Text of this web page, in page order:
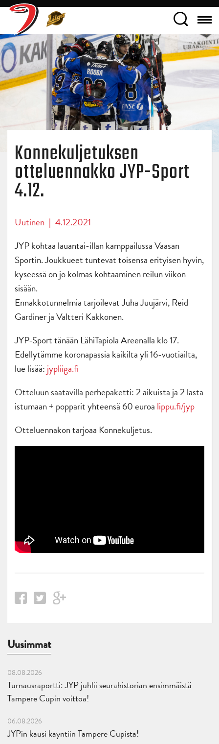
Konnekuljetuksen
otteluennakko JYP-Sport
4.12.
Uutinen | 4.12.2021
JYP kohtaa lauantai-illan kamppailussa Vaasan
Sportin. Joukkueet tuntevat toisensa erityisen hyvin,
kyseessä on jo kolmas kohtaaminen reilun viikon
sisään.
Ennakkotunnelmia tarjoilevat Juha Juujärvi, Reid
Gardiner ja Valtteri Kakkonen.
JYP-Sport tänään LähiTapiola Areenalla klo 17.
Edellytämme koronapassia kaikilta yli 16-vuotiailta,
lue lisää: jypliiga.fi
Otteluun saatavilla perhepaketti: 2 aikuista ja 2 lasta
istumaan + popparit yhteensä 60 euroa lippu.fi/jyp
Otteluennakon tarjoaa Konnekuljetus.
Uusimmat
08.08.2026
Turnausraportti: JYP juhlii seurahistorian ensimmäistä
Tampere Cupin voittoa!
06.08.2026
JYPin kausi käyntiin Tampere Cupista!